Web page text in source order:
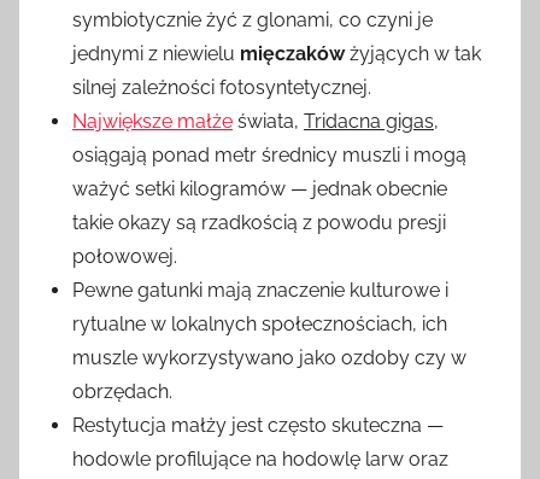
symbiotycznie żyć z glonami, co czyni je
jednymi z niewielu mięczakówżyjących w tak
silnej zależności fotosyntetycznej.
Największe małże świata, Tridacna gigas,
osiągają ponad metr średnicy muszli i mogą
ważyć setki kilogramów — jednak obecnie
takie okazy są rzadkością z powodu presji
połowowej.
Pewne gatunki mają znaczenie kulturowe i
rytualne w lokalnych społecznościach, ich
muszle wykorzystywano jako ozdoby czy w
obrzędach.
Restytucja małży jest często skuteczna —
hodowle profilujące na hodowlę larw oraz